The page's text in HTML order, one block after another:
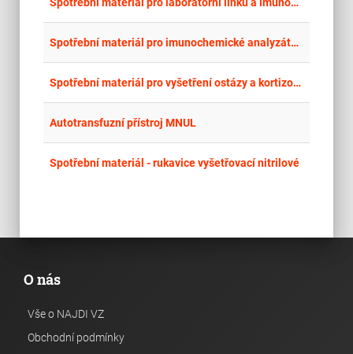
Spotřební materiál pro imunochemické analyzátory včetně výpůjčky imunochemického analyzátoru
Spotřební materiál pro vyšetření ostázy a kortizolu v moči a séru včetně výpůjčky analyzátoru
Autotransfuzní přístroj MNUL
Spotřební materiál - rukavice vyšetřovací nitrilové
O nás
Vše o NAJDI VZ
Obchodní podmínky